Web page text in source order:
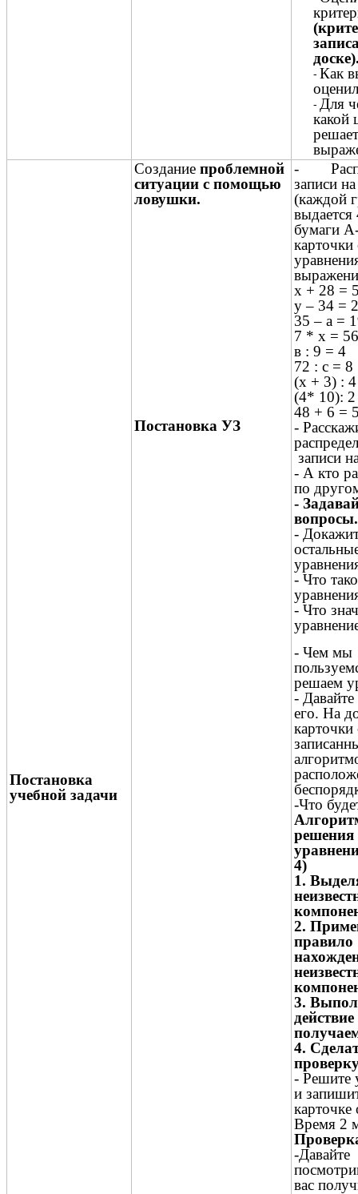
Как
Для
какой
Постановка
учебной задачи
Создание проблемной
ситуации с помощью
ловушки.
Постановка УЗ
-
записи
(каждой
бумаги
карточки
х + 28 =
у – 34 =
35 – а =
7 * х = 56
в : 9 = 4
72 : с = 8
(х + 3) :
(4* 10):
48 + 6 =
-
записи
- А кто
по
-
вопросы.
-
- Что
- Что
- Чем мы
решаем
-
его. На
карточки
-Что
решения
4)
1.
2.
правило
3.
4.
- Решите
и
карточке
Время 2
-Давайте
вас